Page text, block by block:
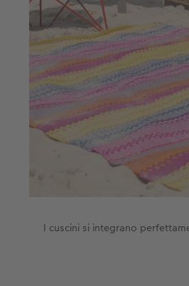
I cuscini si integrano